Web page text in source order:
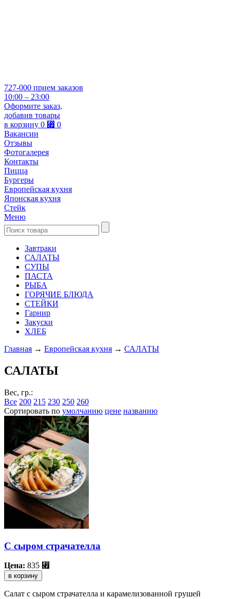
727-000 прием заказов
10:00 – 23:00
Оформите заказ,
добавив товары
в корзину 0 ⃏ 0
Вакансии
Отзывы
Фотогалерея
Контакты
Пицца
Бургеры
Европейская кухня
Японская кухня
Стейк
Меню
Завтраки
САЛАТЫ
СУПЫ
ПАСТА
РЫБА
ГОРЯЧИЕ БЛЮДА
СТЕЙКИ
Гарнир
Закуски
ХЛЕБ
Главная → Европейская кухня → САЛАТЫ
САЛАТЫ
Вес, гр.:
Все 200 215 230 250 260
Сортировать по умолчанию цене названию
С сыром страчателла
Цена: 835 ⃏
в корзину
Салат с сыром страчателла и карамелизованной грушей